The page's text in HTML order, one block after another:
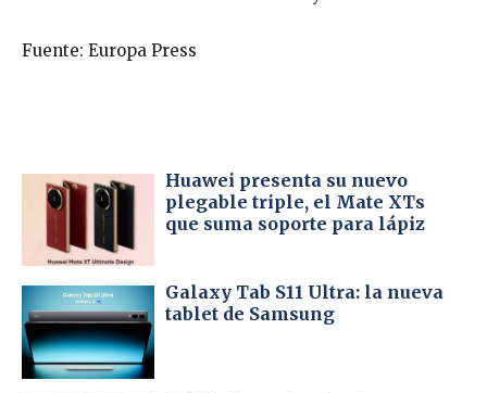
Fuente: Europa Press
Huawei presenta su nuevo
plegable triple, el Mate XTs
que suma soporte para lápiz
Galaxy Tab S11 Ultra: la nueva
tablet de Samsung